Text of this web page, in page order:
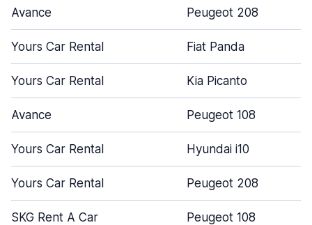
Avance Peugeot 208
Yours Car Rental Fiat Panda
Yours Car Rental Kia Picanto
Avance Peugeot 108
Yours Car Rental Hyundai i10
Yours Car Rental Peugeot 208
SKG Rent A Car Peugeot 108